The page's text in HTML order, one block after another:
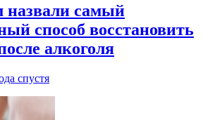
назвали самый
способ восстановить
алкоголя
спустя